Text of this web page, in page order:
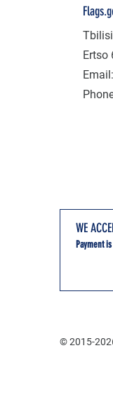
Ertso
WE
Payment
© 2015-